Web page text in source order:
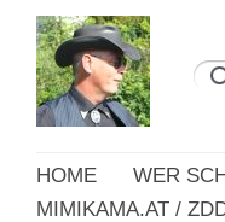
HOME
WER
MIMIKAMA.AT /